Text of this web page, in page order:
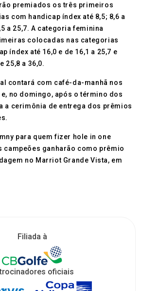
premiados os três primeiros
com handicap índex até 8,5; 8,6 a
a 25,7. A categoria feminina
colocadas nas categorias
índex até 16,0 e de 16,1 a 25,7 e
25,8 a 36,0.
contará com café-da-manhã nos
no domingo, após o término dos
a cerimônia de entrega dos prêmios
para quem fizer hole in one
campeões ganharão como prêmio
no Marriot Grande Vista, em
Filiada à
oficiais